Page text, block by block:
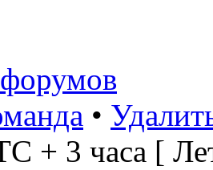
•
+ 3 часа [